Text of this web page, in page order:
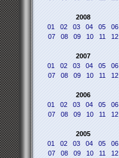
2008
01
02 03 04 05
06
07
08 09 10 11 12
2007
01
02 03 04 05
06
07
08 09 10 11 12
2006
01
02 03 04 05
06
07
08 09 10 11 12
2005
01
02 03 04 05
06
07
08 09 10 11 12